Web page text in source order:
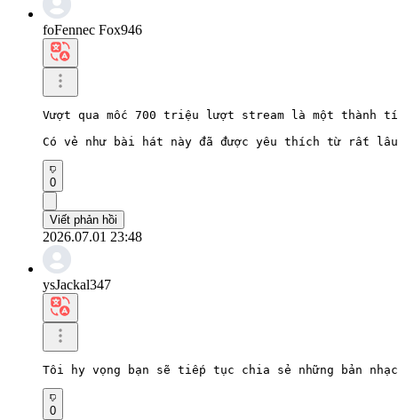
foFennec Fox946
Vượt qua mốc 700 triệu lượt stream là một thành
Có vẻ như bài hát này đã được yêu thích từ rất
0
Viết phản hồi
2026.07.01 23:48
ysJackal347
Tôi hy vọng bạn sẽ tiếp tục chia sẻ những bản
0